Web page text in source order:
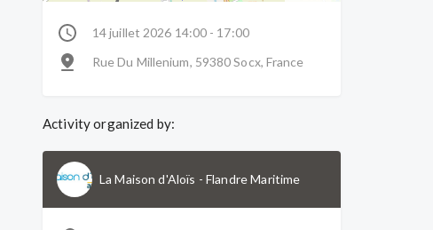
14 juillet 2026 14:00 - 17:00
Rue Du Millenium, 59380 Socx, France
Activity organized by:
La Maison d'Aloïs -Flandre Maritime